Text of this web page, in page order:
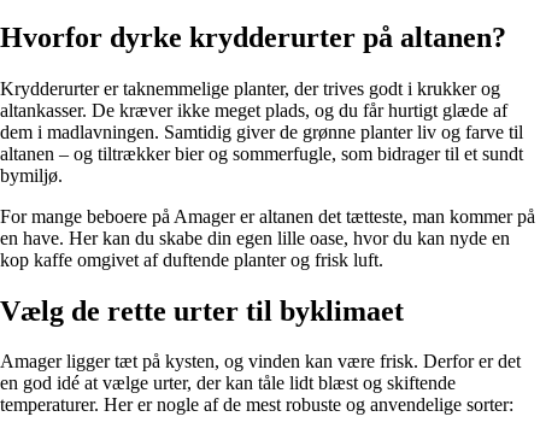
Hvorfor dyrke krydderurter på altanen?
Krydderurter er taknemmelige planter, der trives godt i krukker og
altankasser. De kræver ikke meget plads, og du får hurtigt glæde af
dem i madlavningen. Samtidig giver de grønne planter liv og farve til
altanen – og tiltrækker bier og sommerfugle, som bidrager til et sundt
bymiljø.
For mange beboere på Amager er altanen det tætteste, man kommer på
en have. Her kan du skabe din egen lille oase, hvor du kan nyde en
kop kaffe omgivet af duftende planter og frisk luft.
Vælg de rette urter til byklimaet
Amager ligger tæt på kysten, og vinden kan være frisk. Derfor er det
en god idé at vælge urter, der kan tåle lidt blæst og skiftende
temperaturer. Her er nogle af de mest robuste og anvendelige sorter: